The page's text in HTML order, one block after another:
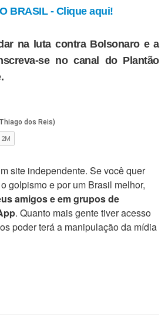
BRASIL - Clique aqui!
na luta contra Bolsonaro e a
se no canal do Plantão
site independente. Se você quer
golpismo e por um Brasil melhor,
amigos e em grupos de
. Quanto mais gente tiver acesso
poder terá a manipulação da mídia